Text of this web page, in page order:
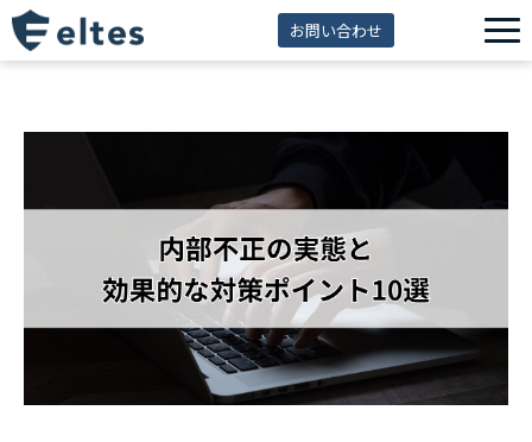
お問い合わせ
解決できる課題
セミナー
導入事例
eltes insight